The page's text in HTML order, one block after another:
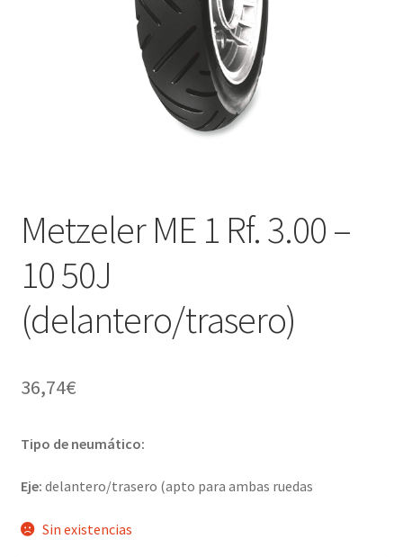
Metzeler ME 1 Rf. 3.00 –
10 50J
(delantero/trasero)
36,74€
Tipo de neumático:
Eje: delantero/trasero (apto para ambas ruedas
Sin existencias